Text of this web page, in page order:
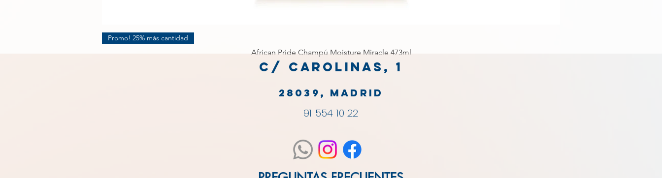
Promo! 25% más cantidad
African Pride Champú Moisture Miracle 473ml
C/ Carolinas, 1
28039, MADRID
91 554 10 22